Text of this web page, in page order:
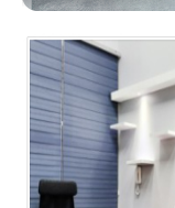
사무실인테리어ㆍ수원
Posted on2021년 1월 1